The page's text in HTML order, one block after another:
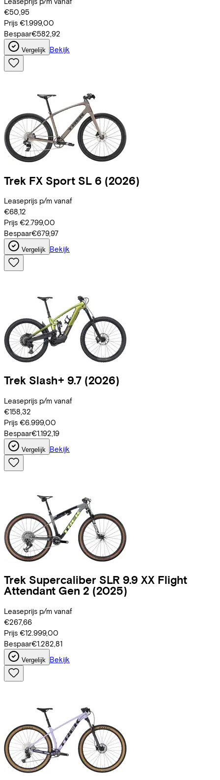
€50,95
Prijs €1.999,00
Bespaar€582,92
Vergelijk Bekijk
Trek FX Sport SL 6 (2026)
Leaseprijs p/m vanaf
€68,12
Prijs €2.799,00
Bespaar€679,97
Vergelijk Bekijk
Trek Slash+ 9.7 (2026)
Leaseprijs p/m vanaf
€158,32
Prijs €6.999,00
Bespaar€1.192,19
Vergelijk Bekijk
Trek Supercaliber SLR 9.9 XX Flight
Attendant Gen 2 (2025)
Leaseprijs p/m vanaf
€267,66
Prijs €12.999,00
Bespaar€1.282,81
Vergelijk Bekijk